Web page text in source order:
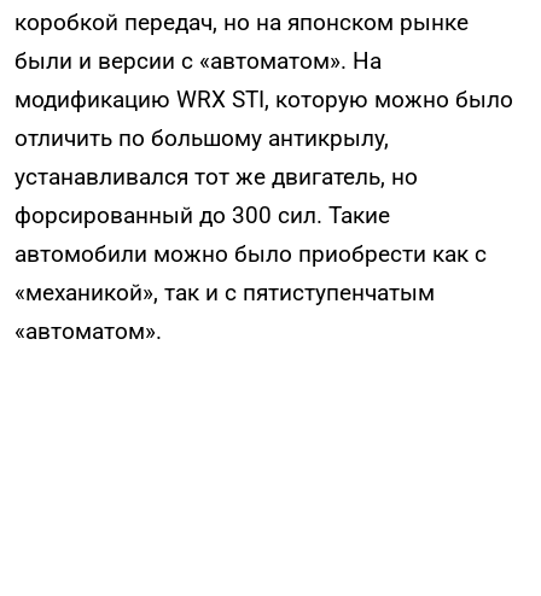
коробкой передач, но на японском рынке
были и версии с «автоматом». На
модификацию WRX STI, которую можно было
отличить по большому антикрылу,
устанавливался тот же двигатель, но
форсированный до 300 сил. Такие
автомобили можно было приобрести как с
«механикой», так и с пятиступенчатым
«автоматом».